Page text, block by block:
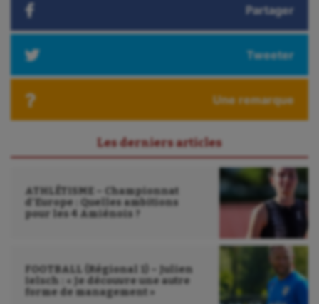
Sarbacane
Sport adapté
Sport santé
Sport-entreprise
Tir
Partager
Tweeter
Une remarque
Les derniers articles
ATHLÉTISME – Championnat
d’Europe : Quelles ambitions
pour les 4 Amiénois ?
FOOTBALL (Régional 1) – Julien
Ielsch : « Je découvre une autre
forme de management »